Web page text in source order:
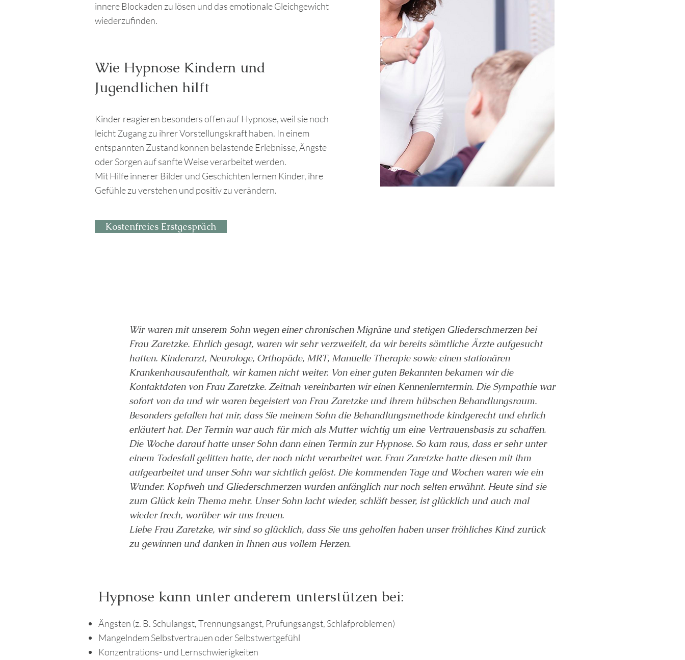
innere Blockaden zu lösen und das emotionale Gleichgewicht
wiederzufinden.
Wie Hypnose Kindern und
Jugendlichen hilft
Kinder reagieren besonders offen auf Hypnose, weil sie noch
leicht Zugang zu ihrer Vorstellungskraft haben. In einem
entspannten Zustand können belastende Erlebnisse, Ängste
oder Sorgen auf sanfte Weise verarbeitet werden.
Mit Hilfe innerer Bilder und Geschichten lernen Kinder, ihre
Gefühle zu verstehen und positiv zu verändern.
Kostenfreies Erstgespräch
Wir waren mit unserem Sohn wegen einer chronischen Migräne und stetigen Gliederschmerzen bei
Frau Zaretzke. Ehrlich gesagt, waren wir sehr verzweifelt, da wir bereits sämtliche Ärzte aufgesucht
hatten. Kinderarzt, Neurologe, Orthopäde, MRT, Manuelle Therapie sowie einen stationären
Krankenhausaufenthalt, wir kamen nicht weiter. Von einer guten Bekannten bekamen wir die
Kontaktdaten von Frau Zaretzke. Zeitnah vereinbarten wir einen Kennenlerntermin. Die Sympathie war
sofort von da und wir waren begeistert von Frau Zaretzke und ihrem hübschen Behandlungsraum.
Besonders gefallen hat mir, dass Sie meinem Sohn die Behandlungsmethode kindgerecht und ehrlich
erläutert hat. Der Termin war auch für mich als Mutter wichtig um eine Vertrauensbasis zu schaffen.
Die Woche darauf hatte unser Sohn dann einen Termin zur Hypnose. So kam raus, dass er sehr unter
einem Todesfall gelitten hatte, der noch nicht verarbeitet war. Frau Zaretzke hatte diesen mit ihm
aufgearbeitet und unser Sohn war sichtlich gelöst. Die kommenden Tage und Wochen waren wie ein
Wunder. Kopfweh und Gliederschmerzen wurden anfänglich nur noch selten erwähnt. Heute sind sie
zum Glück kein Thema mehr. Unser Sohn lacht wieder, schläft besser, ist glücklich und auch mal
wieder frech, worüber wir uns freuen.
Liebe Frau Zaretzke, wir sind so glücklich, dass Sie uns geholfen haben unser fröhliches Kind zurück
zu gewinnen und danken in Ihnen aus vollem Herzen.
Hypnose kann unter anderem unterstützen bei:
Ängsten (z. B. Schulangst, Trennungsangst, Prüfungsangst, Schlafproblemen)
Mangelndem Selbstvertrauen oder Selbstwertgefühl
Konzentrations- und Lernschwierigkeiten